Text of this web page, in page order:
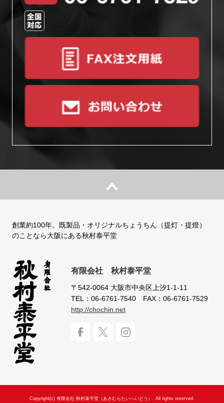
創業約100年。既製品・オリジナルちょうちん（提灯・提燈）
のことなら大阪にある秋村泰平堂
有限会社 秋村泰平堂
〒542-0064 大阪市中央区上汐1-1-11
TEL：06-6761-7540 FAX：06-6761-7529
http://chochin.net
Copyright(c) 有限会社 秋村泰平堂（あきむらたいへいどう）. All rights reserved.